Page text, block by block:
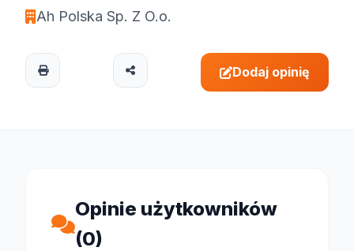
Ah Polska Sp. Z O.o.
Dodaj opinię
Opinie użytkowników
(0)